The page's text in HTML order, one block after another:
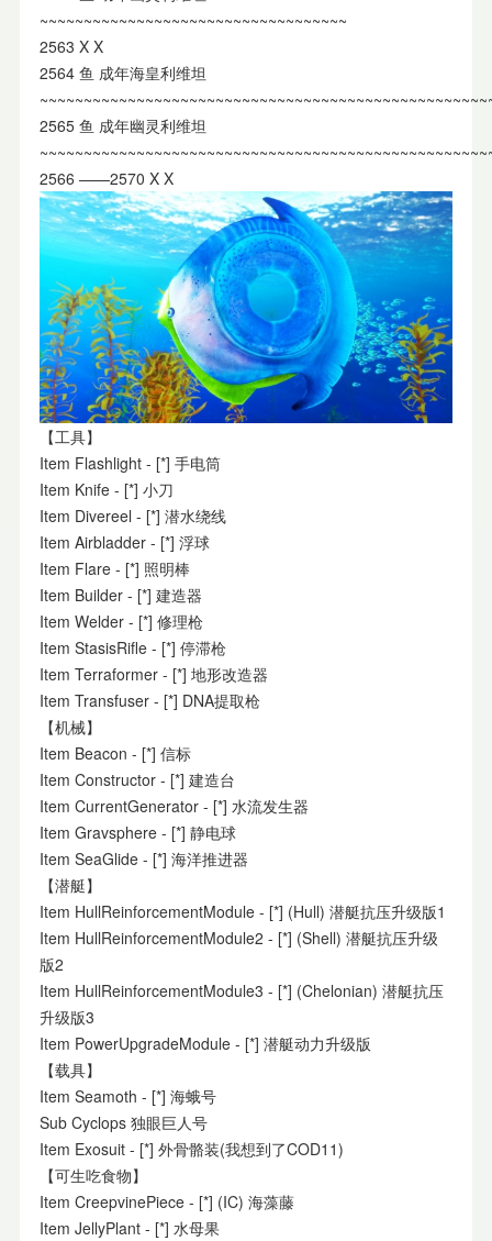
~~~~~~~~~~~~~~~~~~~~~~~~~~~~~~~~~~~
2563 X X
2564 鱼 成年海皇利维坦
2565 鱼 成年幽灵利维坦
2566 ——2570 X X
【工具】
Item Flashlight - [*] 手电筒
Item Knife - [*] 小刀
Item Divereel - [*] 潜水绕线
Item Airbladder - [*] 浮球
Item Flare - [*] 照明棒
Item Builder - [*] 建造器
Item Welder - [*] 修理枪
Item StasisRifle - [*] 停滞枪
Item Terraformer - [*] 地形改造器
Item Transfuser - [*] DNA提取枪
【机械】
Item Beacon - [*] 信标
Item Constructor - [*] 建造台
Item CurrentGenerator - [*] 水流发生器
Item Gravsphere - [*] 静电球
Item SeaGlide - [*] 海洋推进器
【潜艇】
Item HullReinforcementModule - [*] (Hull) 潜艇抗压升级版1
Item HullReinforcementModule2 - [*] (Shell) 潜艇抗压升级
版2
Item HullReinforcementModule3 - [*] (Chelonian) 潜艇抗压
升级版3
Item PowerUpgradeModule - [*] 潜艇动力升级版
【载具】
Item Seamoth - [*] 海蛾号
Sub Cyclops 独眼巨人号
Item Exosuit - [*] 外骨骼装(我想到了COD11)
【可生吃食物】
Item CreepvinePiece - [*] (IC) 海藻藤
Item JellyPlant - [*] 水母果